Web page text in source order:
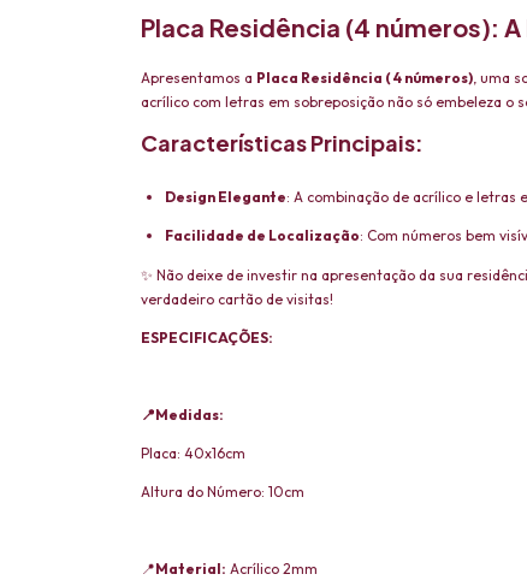
Placa Residência (4 números):
Apresentamos a Placa Residência ( 4 números) , uma
acrílico com letras em sobreposição não só embeleza o
Características Principais:
Design Elegante: A combinação de acrílico e letras
Facilidade de Localização: Com números bem
✨ Não deixe de investir na apresentação da sua
verdadeiro cartão de visitas!
ESPECIFICAÇÕES:
📍Medidas:
Placa: 40x16cm
Altura do Número: 10cm
📍Material: Acrílico 2mm